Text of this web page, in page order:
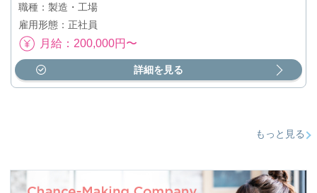
職種：製造・工場
雇用形態：正社員
月給：200,000円〜
詳細を見る
もっと見る